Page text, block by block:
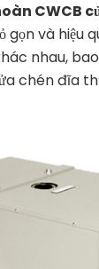
CWCB
gọn và hiệu
nhau,
chén đĩa